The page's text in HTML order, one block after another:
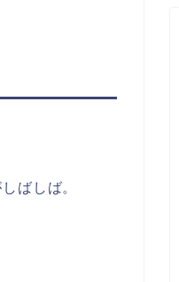
ばしば。